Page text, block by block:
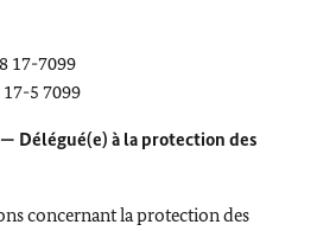
17-7099
17-5 7099
Délégué(e) à la protection des
concernant la protection des